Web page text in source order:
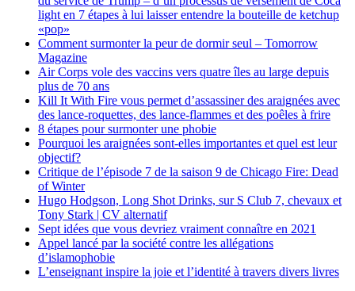
light en 7 étapes à lui laisser entendre la bouteille de ketchup
«pop»
Comment surmonter la peur de dormir seul – Tomorrow
Magazine
Air Corps vole des vaccins vers quatre îles au large depuis
plus de 70 ans
Kill It With Fire vous permet d’assassiner des araignées avec
des lance-roquettes, des lance-flammes et des poêles à frire
8 étapes pour surmonter une phobie
Pourquoi les araignées sont-elles importantes et quel est leur
objectif?
Critique de l’épisode 7 de la saison 9 de Chicago Fire: Dead
of Winter
Hugo Hodgson, Long Shot Drinks, sur S Club 7, chevaux et
Tony Stark | CV alternatif
Sept idées que vous devriez vraiment connaître en 2021
Appel lancé par la société contre les allégations
d’islamophobie
L’enseignant inspire la joie et l’identité à travers divers livres